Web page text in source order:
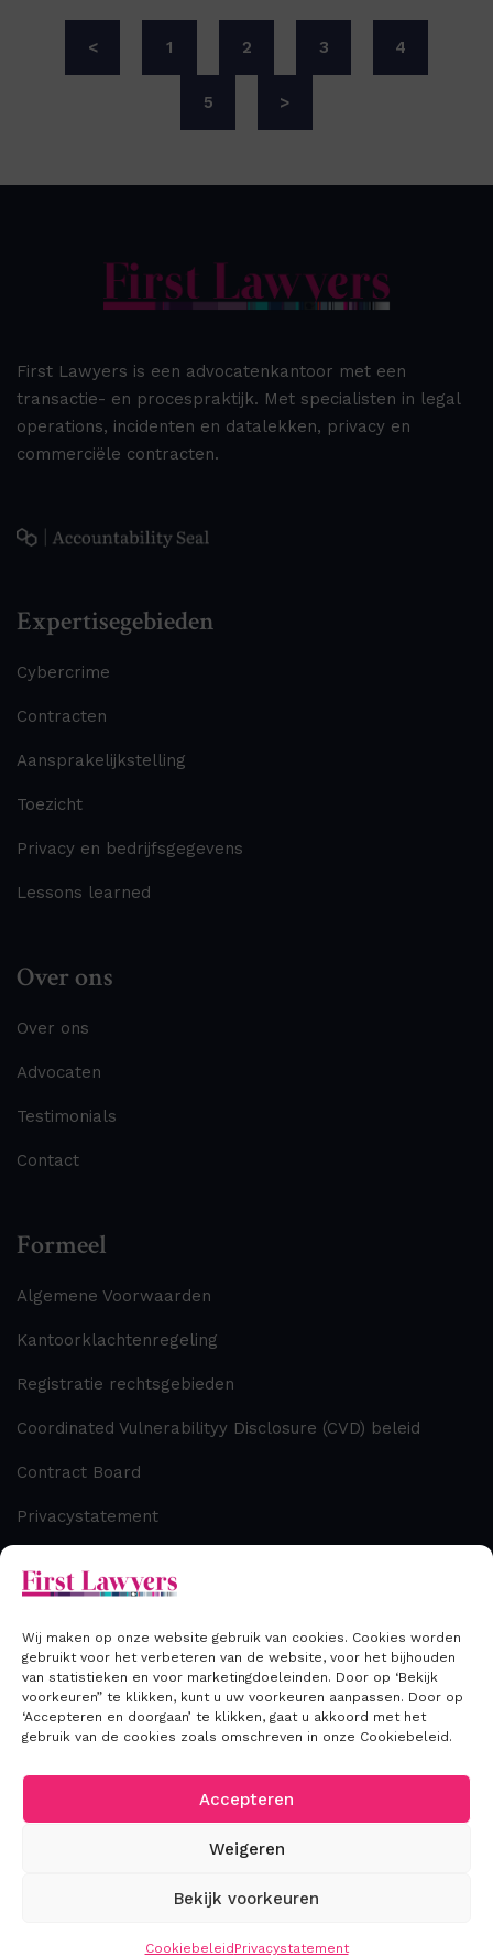
Wij maken op onze website gebruik van cookies. Cookies worden
gebruikt voor het verbeteren van de website, voor het bijhouden
van statistieken en voor marketingdoeleinden. Door op ‘Bekijk
voorkeuren” te klikken, kunt u uw voorkeuren aanpassen. Door op
‘Accepteren en doorgaan’ te klikken, gaat u akkoord met het
gebruik van de cookies zoals omschreven in onze Cookiebeleid.
Accepteren
Weigeren
Bekijk voorkeuren
CookiebeleidPrivacystatement
< 1 2 3 4
5 >
First Lawyers is een advocatenkantoor met een
transactie- en procespraktijk. Met specialisten in legal
operations, incidenten en datalekken, privacy en
commerciële contracten.
Expertisegebieden
Cybercrime
Contracten
Aansprakelijkstelling
Toezicht
Privacy en bedrijfsgegevens
Lessons learned
Over ons
Over ons
Advocaten
Testimonials
Contact
Formeel
Algemene Voorwaarden
Kantoorklachtenregeling
Registratie rechtsgebieden
Coordinated Vulnerabilityy Disclosure (CVD) beleid
Contract Board
Privacystatement
Contact
T: +31 (0) 70 306 00 33
E: info@firstlawyers.nl